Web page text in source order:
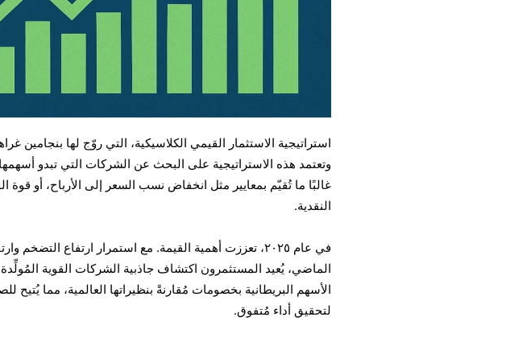
استراتيجية الاستثمار القيمي الكلاسيكية، التي روّج لها بنجامين
وتعتمد هذه الاستراتيجية على البحث عن الشركات التي تبدو
غالبًا ما تُقيّم بمعايير مثل انخفاض نسب السعر إلى الأرباح، أو قوة
النقدية.
في عام ٢٠٢٥، تعززت أهمية القيمة. مع استمرار ارتفاع
الماضي، يُعيد المستثمرون اكتشاف جاذبية الشركات القوية
الأسهم البريطانية بخصومات مُقارنةً بنظيراتها العالمية، مما يُتيح
لتحقيق أداء مُتفوق.